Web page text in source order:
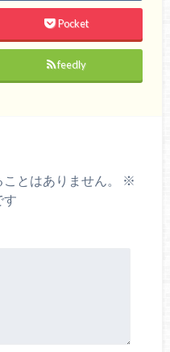
Pocket
feedly
とはありません。
※
す